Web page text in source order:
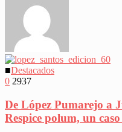
■Destacados
0 2937
De López Pumarejo a
Respice polum, un